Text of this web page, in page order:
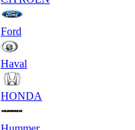
Ford
Haval
HONDA